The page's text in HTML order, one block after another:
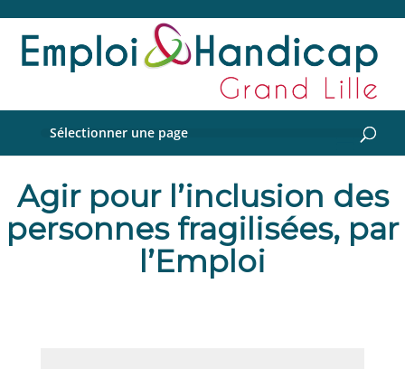
Sélectionner une page
Agir pour l’inclusion des
personnes fragilisées, par
l’Emploi